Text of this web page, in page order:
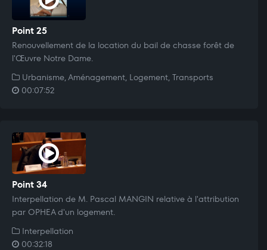
Point 25
Renouvellement de la location du bail de chasse forêt de
l'Œuvre Notre Dame.
Urbanisme, Aménagement, Logement, Transports
00:07:52
Point 34
Interpellation de M. Pascal MANGIN relative à l'attribution
par OPHEA d'un logement.
Interpellation
00:32:18